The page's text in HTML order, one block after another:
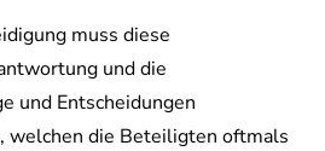
muss diese
und die
und Entscheidungen
welchen die Beteiligten oftmals